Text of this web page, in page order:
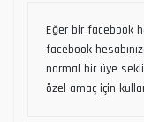
Eğer bir facebook
facebook
normal bir üye
özel amaç için